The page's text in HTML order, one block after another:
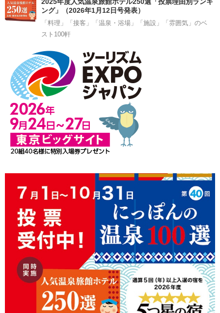
2025年度人気温泉旅館ホテル250選「投票理由別ランキ
ング」（2026年1月12日号発表）
「料理」「接客」「温泉・浴場」「施設」「雰囲気」のベ
スト100軒